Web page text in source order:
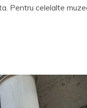
Pentru celelalte